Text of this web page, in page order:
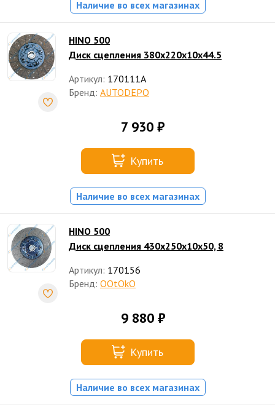
Наличие во всех магазинах
HINO 500
Диск сцепления 380x220x10x44.5
Артикул: 170111A
Бренд: AUTODEPO
7 930 ₽
Купить
Наличие во всех магазинах
HINO 500
Диск сцепления 430х250х10х50, 8
Артикул: 170156
Бренд: OOtOkO
9 880 ₽
Купить
Наличие во всех магазинах